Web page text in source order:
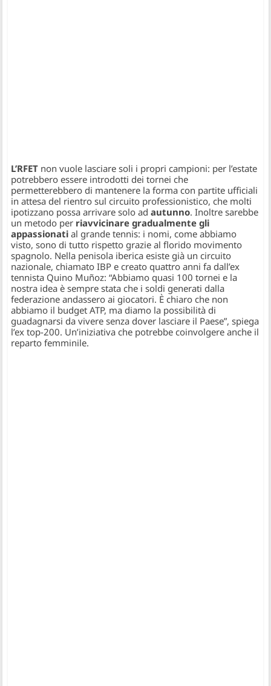
L’RFET non vuole lasciare soli i propri campioni: per l’estate
potrebbero essere introdotti dei tornei che
permetterebbero di mantenere la forma con partite ufficiali
in attesa del rientro sul circuito professionistico, che molti
ipotizzano possa arrivare solo adautunno. Inoltre sarebbe
un metodo per riavvicinare gradualmente gli
appassionatial grande tennis: i nomi, come abbiamo
visto, sono di tutto rispetto grazie al florido movimento
spagnolo. Nella penisola iberica esiste già un circuito
nazionale, chiamato IBP e creato quattro anni fa dall’ex
tennista Quino Muñoz: “Abbiamo quasi 100 tornei e la
nostra idea è sempre stata che i soldi generati dalla
federazione andassero ai giocatori. È chiaro che non
abbiamo il budget ATP, ma diamo la possibilità di
guadagnarsi da vivere senza dover lasciare il Paese”, spiega
l’ex top-200. Un’iniziativa che potrebbe coinvolgere anche il
reparto femminile.